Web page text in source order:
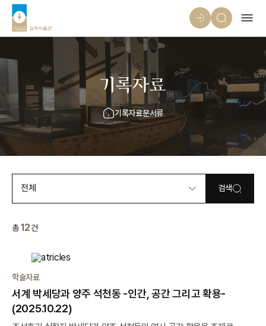
기록자료
기록자료문서류
전체 검색
총 12건
학술자료
서계 박세당과 양주 석천동 -인간, 공간 그리고 확용-
(2025.10.22)